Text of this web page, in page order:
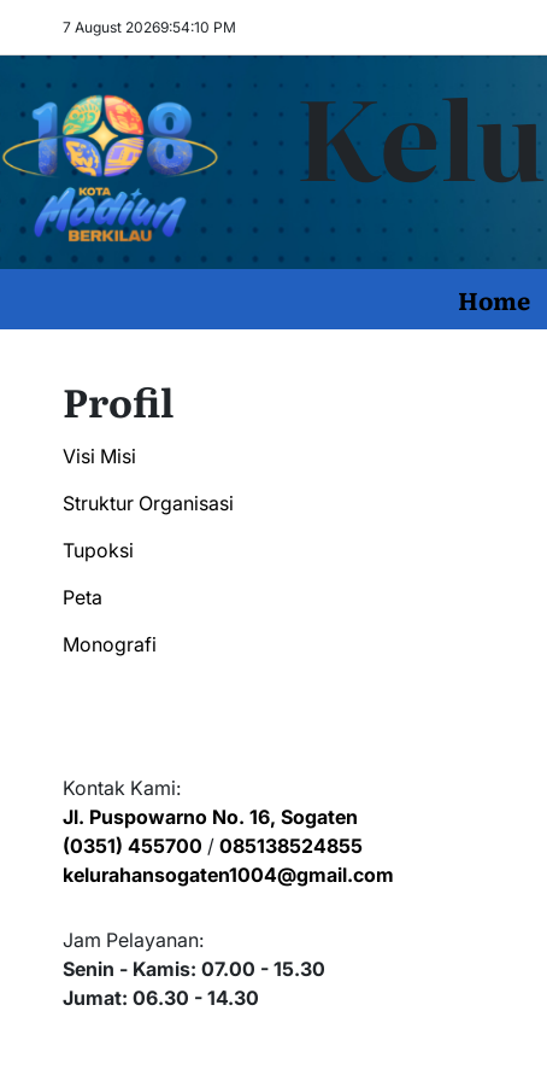
7 August 20269:54:11 PM
Home
Profil
Visi Misi
Struktur Organisasi
Tupoksi
Peta
Monografi
Kontak Kami:
Jl. Puspowarno No. 16, Sogaten
(0351) 455700 / 085138524855
kelurahansogaten1004@gmail.com
Jam Pelayanan:
Senin - Kamis: 07.00 - 15.30
Jumat: 06.30 - 14.30